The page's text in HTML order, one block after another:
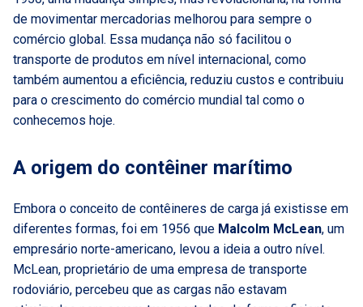
de movimentar mercadorias melhorou para sempre o
comércio global. Essa mudança não só facilitou o
transporte de produtos em nível internacional, como
também aumentou a eficiência, reduziu custos e contribuiu
para o crescimento do comércio mundial tal como o
conhecemos hoje.
A origem do contêiner marítimo
Embora o conceito de contêineres de carga já existisse em
diferentes formas, foi em 1956 que Malcolm McLean, um
empresário norte-americano, levou a ideia a outro nível.
McLean, proprietário de uma empresa de transporte
rodoviário, percebeu que as cargas não estavam